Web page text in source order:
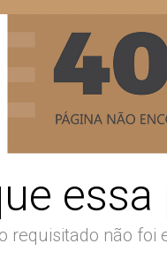
requisitado não foi